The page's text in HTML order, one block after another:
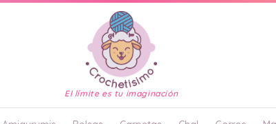
El límite es tu imaginación